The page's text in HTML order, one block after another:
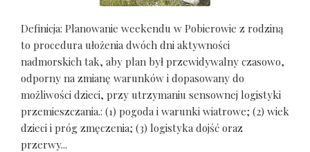
Definicja: Planowanie weekendu w Pobierowie z rodziną
to procedura ułożenia dwóch dni aktywności
nadmorskich tak, aby plan był przewidywalny czasowo,
odporny na zmianę warunków i dopasowany do
możliwości dzieci, przy utrzymaniu sensownej logistyki
przemieszczania.: (1) pogoda i warunki wiatrowe; (2) wiek
dzieci i próg zmęczenia; (3) logistyka dojść oraz
przerwy...